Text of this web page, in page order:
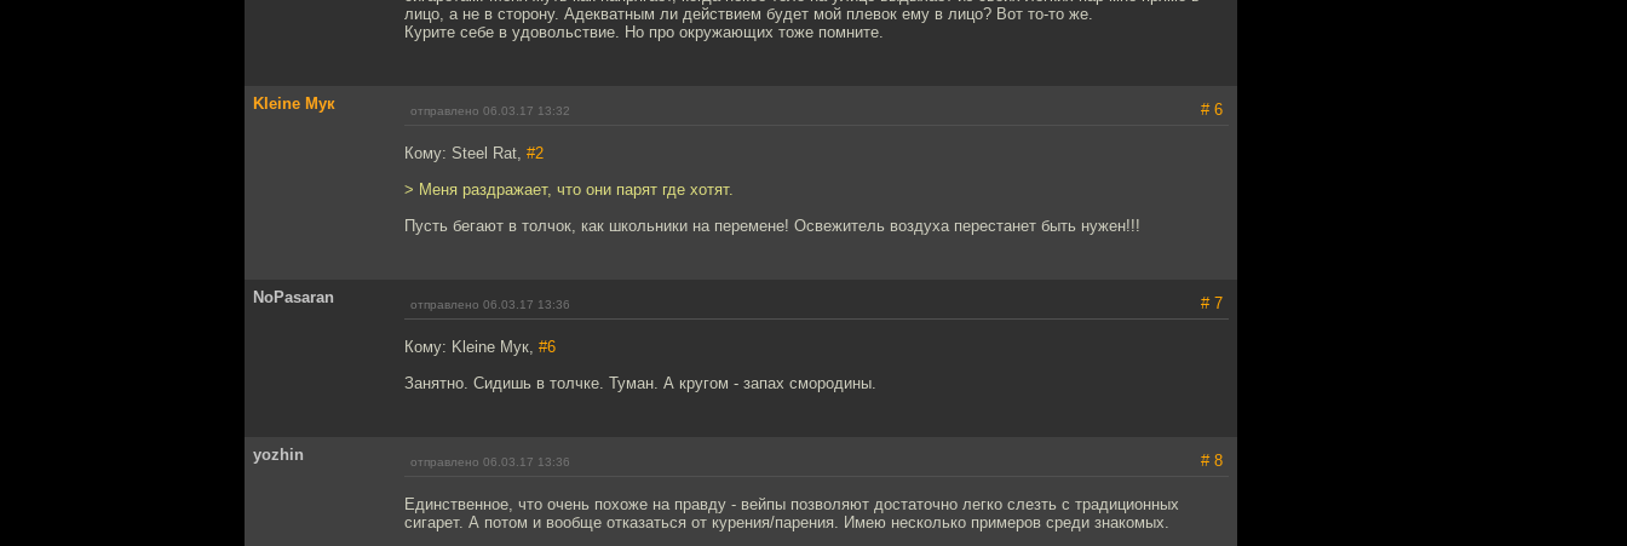
лицо, а не в сторону. Адекватным ли действием будет мой плевок ему в лицо? Вот то-то же.
Курите себе в удовольствие. Но про окружающих тоже помните.
Kleine Мук отправлено 06.03.17 13:32 # 6
Кому: Steel Rat, #2
> Меня раздражает, что они парят где хотят.
Пусть бегают в толчок, как школьники на перемене! Освежитель воздуха перестанет быть нужен!!!
NoPasaran отправлено 06.03.17 13:36 # 7
Кому: Kleine Мук, #6
Занятно. Сидишь в толчке. Туман. А кругом - запах смородины.
yozhin отправлено 06.03.17 13:36 # 8
Единственное, что очень похоже на правду - вейпы позволяют достаточно легко слезть с традиционных
сигарет. А потом и вообще отказаться от курения/парения. Имею несколько примеров среди знакомых.